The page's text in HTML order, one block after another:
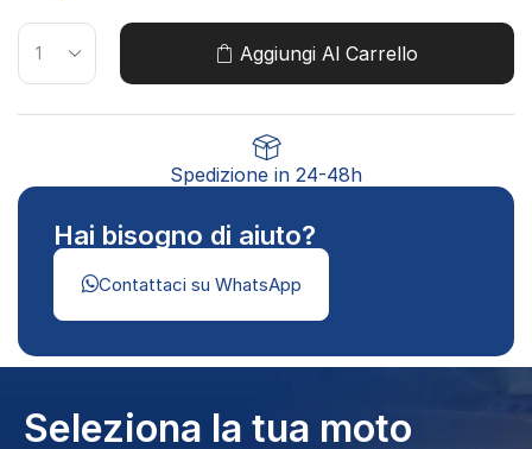
S 200, SYM SIMPHONY S 125 4T EURO3,
KYMCO SUPER 8 125, KYMCO VIVIO 125,
KYMCO VIVIO 150
Aggiungi Al Carrello
Spedizione in 24-48h
Hai bisogno di aiuto?
Contattaci su WhatsApp
Seleziona la tua moto